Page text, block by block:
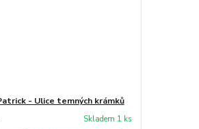
- Ulice temných krámků
Skladem 1 ks